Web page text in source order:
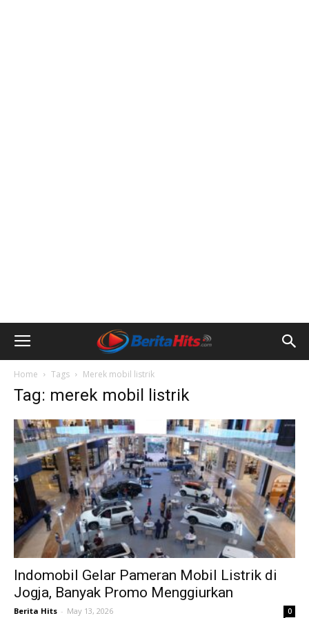
Home Tags Merek mobil listrik
Tag: merek mobil listrik
Indomobil Gelar Pameran Mobil Listrik di
Jogja, Banyak Promo Menggiurkan
Berita Hits - May 13, 2026 0